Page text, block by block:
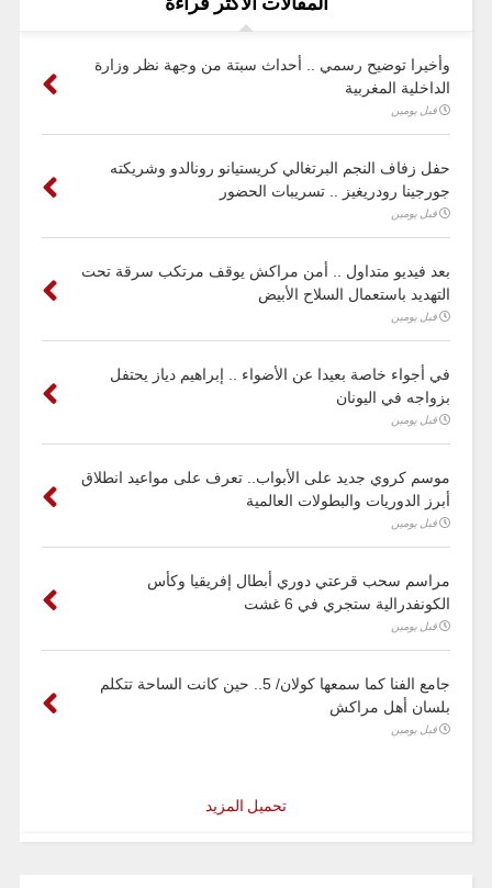
وأخيرا توضيح رسمي .. أحداث سبتة من وجهة نظر وزارة
الداخلية المغربية
قبل يومين
حفل زفاف النجم البرتغالي كريستيانو رونالدو وشريكته
جورجينا رودريغيز .. تسريبات الحضور
قبل يومين
بعد فيديو متداول .. أمن مراكش يوقف مرتكب سرقة تحت
التهديد باستعمال السلاح الأبيض
قبل يومين
في أجواء خاصة بعيدا عن الأضواء .. إبراهيم دياز يحتفل
بزواجه في اليونان
قبل يومين
موسم كروي جديد على الأبواب.. تعرف على مواعيد انطلاق
أبرز الدوريات والبطولات العالمية
قبل يومين
مراسم سحب قرعتي دوري أبطال إفريقيا وكأس
الكونفدرالية ستجري في 6 غشت
قبل يومين
جامع الفنا كما سمعها كولان/ 5.. حين كانت الساحة تتكلم
بلسان أهل مراكش
قبل يومين
تحميل المزيد